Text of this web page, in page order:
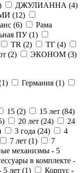
ДЖУЛИАННА (4)
(12)
(6)
Рама
ПУ (1)
ТR (2) ТГ (4)
(2) ЭКОНОМ (3)
1) Германия (1)
15 (2) 15 лет (84)
) 20 лет (24)
24
3 года (24)
4
7 лет (1)
7
механизмы - 5
в комплекте -
5 лет (1) Корпус -